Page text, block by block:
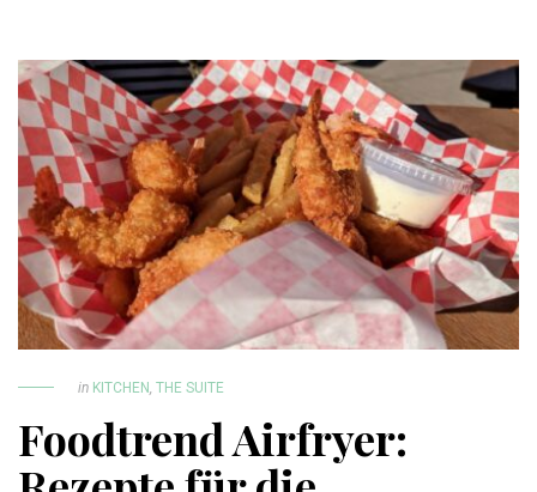
in KITCHEN, THE SUITE
Foodtrend Airfryer: